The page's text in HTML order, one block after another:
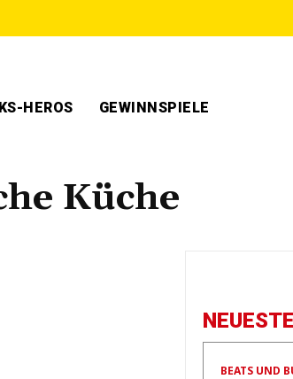
HEROS GEWINNSPIELE
Küche
BEATS UND